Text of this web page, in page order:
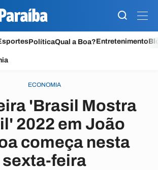
PolíticaQual a Boa?Entretenimento
ECONOMIA
'Brasil Mostra
2022 em João
começa nesta
sexta-feira